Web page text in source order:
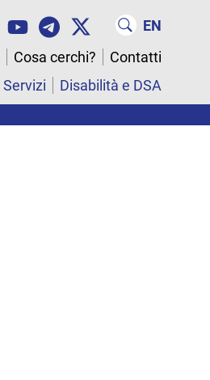
EN
Cosa cerchi?
Contatti
Servizi Disabilità e DSA